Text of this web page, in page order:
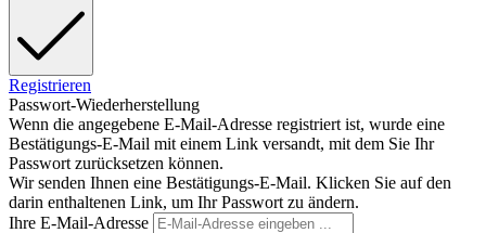
Registrieren
Passwort-Wiederherstellung
Wenn die angegebene E-Mail-Adresse registriert ist, wurde eine
Bestätigungs-E-Mail mit einem Link versandt, mit dem Sie Ihr
Passwort zurücksetzen können.
Wir senden Ihnen eine Bestätigungs-E-Mail. Klicken Sie auf den
darin enthaltenen Link, um Ihr Passwort zu ändern.
Ihre E-Mail-Adresse